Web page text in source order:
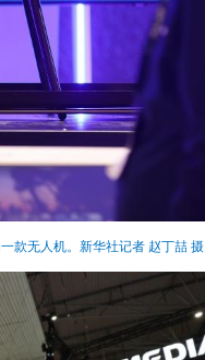
款无人机。新华社记者 赵丁喆 摄